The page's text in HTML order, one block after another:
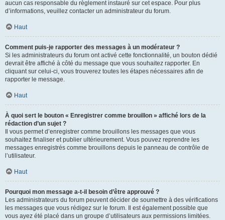
aucun cas responsable du règlement instauré sur cet espace. Pour plus
d’informations, veuillez contacter un administrateur du forum.
Haut
Comment puis-je rapporter des messages à un modérateur ?
Si les administrateurs du forum ont activé cette fonctionnalité, un bouton dédié
devrait être affiché à côté du message que vous souhaitez rapporter. En
cliquant sur celui-ci, vous trouverez toutes les étapes nécessaires afin de
rapporter le message.
Haut
À quoi sert le bouton « Enregistrer comme brouillon » affiché lors de la
rédaction d’un sujet ?
Il vous permet d’enregistrer comme brouillons les messages que vous
souhaitez finaliser et publier ultérieurement. Vous pouvez reprendre les
messages enregistrés comme brouillons depuis le panneau de contrôle de
l’utilisateur.
Haut
Pourquoi mon message a-t-il besoin d’être approuvé ?
Les administrateurs du forum peuvent décider de soumettre à des vérifications
les messages que vous rédigez sur le forum. Il est également possible que
vous ayez été placé dans un groupe d’utilisateurs aux permissions limitées.